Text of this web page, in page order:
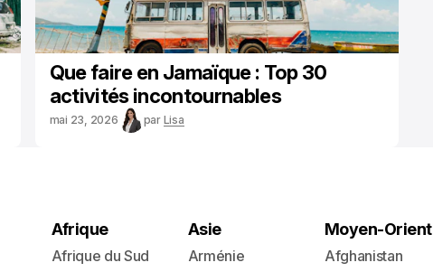
Que faire en Jamaïque : Top 30
activités incontournables
mai 23, 2026 par Lisa
Afrique
Afrique du Sud
Asie
Arménie
Moyen-Orient
Afghanistan